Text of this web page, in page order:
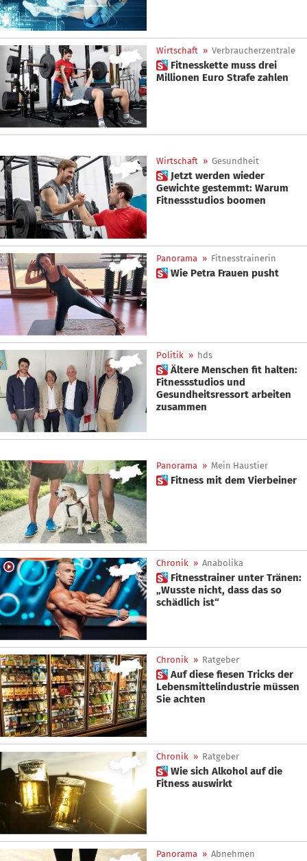
Wirtschaft » Verbraucherzentrale
 Fitnesskette muss drei
Millionen Euro Strafe zahlen
Wirtschaft » Gesundheit
 Jetzt werden wieder
Gewichte gestemmt: Warum
Fitnessstudios boomen
Panorama » Fitnesstrainerin
 Wie Petra Frauen pusht
Politik » hds
 Ältere Menschen fit halten:
Fitnessstudios und
Gesundheitsressort arbeiten
zusammen
Panorama » Mein Haustier
 Fitness mit dem Vierbeiner
Chronik » Anabolika
 Fitnesstrainer unter Tränen:
„Wusste nicht, dass das so
schädlich ist“
Chronik » Ratgeber
 Auf diese fiesen Tricks der
Lebensmittelindustrie müssen
Sie achten
Chronik » Ratgeber
 Wie sich Alkohol auf die
Fitness auswirkt
Panorama » Abnehmen